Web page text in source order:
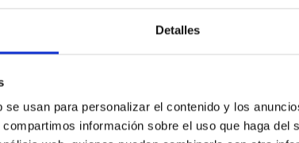
Detalles
usan para personalizar el contenido y los
información sobre el uso que haga del